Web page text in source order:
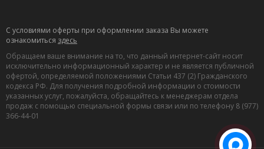
С условиями оферты при оформлении заказа Вы можете
ознакомиться здесь
Обращаем ваше внимание на то, что данный интернет-сайт носит
исключительно информационный характер и не является публичной
офертой, определяемой положениями Статьи 437 (2) Гражданского
кодекса РФ. Для получения подробной информации о стоимости
указанных услуг, пожалуйста, обращайтесь к менеджерам отдела
продаж с помощью специальной формы связи или по телефону 8 (977)
366-44-01